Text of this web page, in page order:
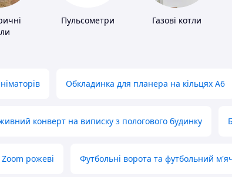
Пульсометри Газові котли
Обкладинка для планера на кільцях А6
конверт на виписку з пологового будинку
рожеві Футбольні ворота та футбольний